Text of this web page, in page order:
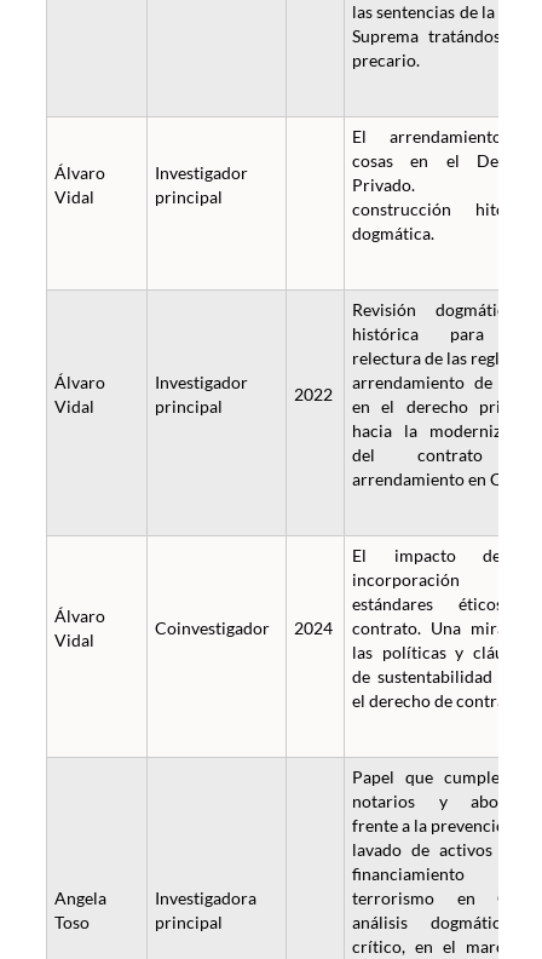
las sentencias de la Corte
Suprema tratándose del
precario.
Álvaro
Vidal
Investigador
principal
El arrendamiento de
cosas en el Derecho
Privado. Una
construcción hitórico-
dogmática.
Álvaro
Vidal
Investigador
principal
2022
Revisión dogmática e
histórica para una
relectura de las reglas del
arrendamiento de cosas
en el derecho privado:
hacia la modernización
del contrato de
arrendamiento en Chile.
Álvaro
Vidal
Coinvestigador 2024
El impacto de la
incorporación de
estándares éticos al
contrato. Una mirada a
las políticas y cláusulas
de sustentabilidad desde
el derecho de contratos.
Angela
Toso
Investigadora
principal
Papel que cumplen los
notarios y abogados
frente a la prevención del
lavado de activos y del
financiamiento del
terrorismo en Chile:
análisis dogmático y
crítico, en el marco de